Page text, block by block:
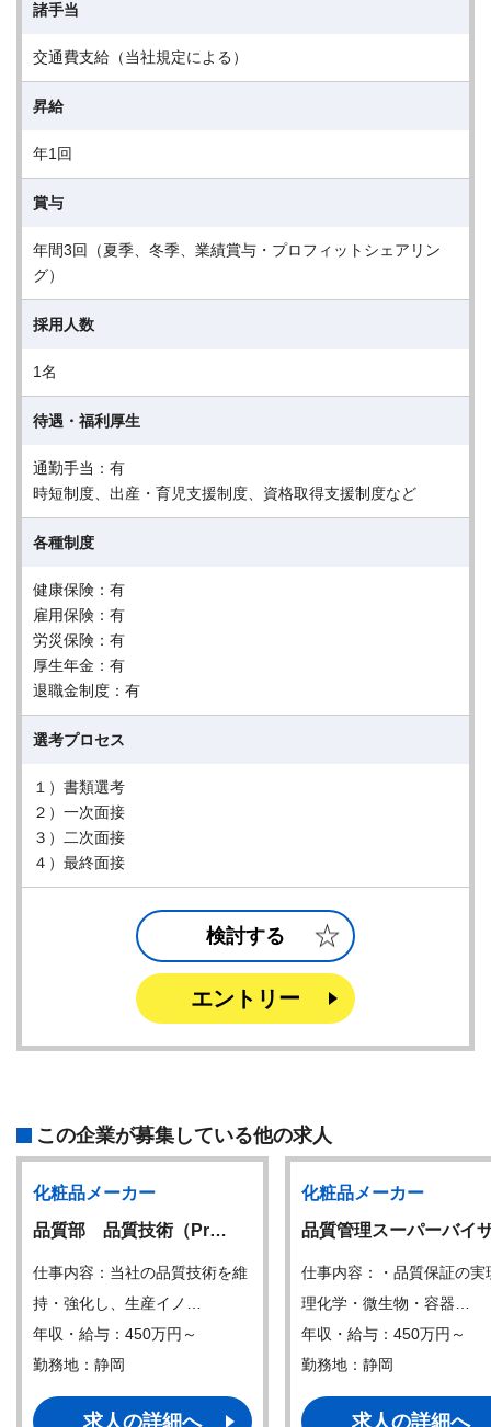
諸手当
交通費支給（当社規定による）
昇給
年1回
賞与
年間3回（夏季、冬季、業績賞与・プロフィットシェアリン
グ）
採用人数
1名
待遇・福利厚生
通勤手当：有
時短制度、出産・育児支援制度、資格取得支援制度など
各種制度
健康保険：有
雇用保険：有
労災保険：有
厚生年金：有
退職金制度：有
選考プロセス
１）書類選考
２）一次面接
３）二次面接
４）最終面接
検討する
エントリー
この企業が募集している他の求人
化粧品メーカー
品質部 品質技術（Pr…
仕事内容：当社の品質技術を維
持・強化し、生産イノ…
年収・給与：450万円～
勤務地：静岡
求人の詳細へ
化粧品メーカー
品質管理スーパーバイ
仕事内容：・品質保証の実
理化学・微生物・容器…
年収・給与：450万円～
勤務地：静岡
求人の詳細へ